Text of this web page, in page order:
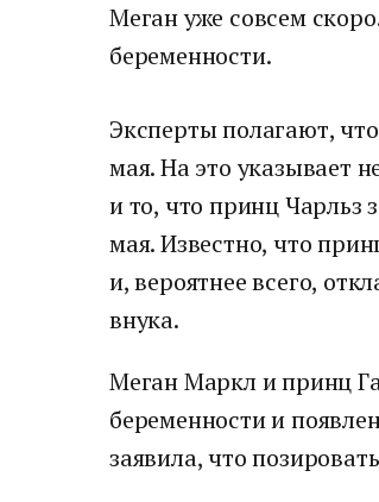
Меган уже совсем
беременности.
Эксперты полагают,
мая. На это указывает
и то, что принц Чарльз
мая. Известно, что
и, вероятнее всего,
внука.
Меган Маркл и принц
беременности и
заявила, что